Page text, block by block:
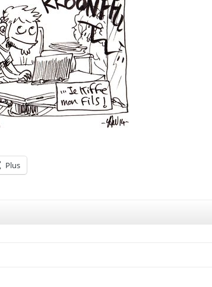
Plus